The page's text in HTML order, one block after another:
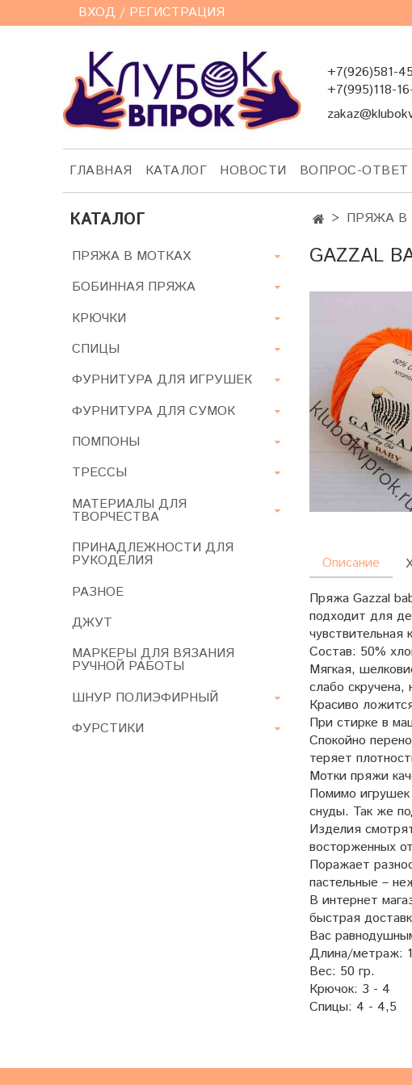
ВХОД / РЕГИСТРАЦИЯ
+7(926)581-
+7(995)118-
ГЛАВНАЯ КАТАЛОГ НОВОСТИ ВОПРОС-ОТВЕТ
ПРЯЖА В
GAZZAL
Описание
Пряжа Gazzal
подходит для
Состав: 50%
Мягкая,
слабо скручена,
Красиво
При стирке в
Спокойно
теряет
Мотки пряжи
Помимо
снуды. Так же
Изделия
восторженных
Поражает
пастельные –
В интернет
быстрая
Вас
Длина/метраж:
Вес: 50 гр.
Крючок: 3 - 4
Спицы: 4 - 4,5
КАТАЛОГ
ПРЯЖА В МОТКАХ
БОБИННАЯ ПРЯЖА
КРЮЧКИ
СПИЦЫ
ФУРНИТУРА ДЛЯ ИГРУШЕК
ФУРНИТУРА ДЛЯ СУМОК
ПОМПОНЫ
ТРЕССЫ
МАТЕРИАЛЫ ДЛЯ
ТВОРЧЕСТВА
ПРИНАДЛЕЖНОСТИ ДЛЯ
РУКОДЕЛИЯ
РАЗНОЕ
ДЖУТ
МАРКЕРЫ ДЛЯ ВЯЗАНИЯ
РУЧНОЙ РАБОТЫ
ШНУР ПОЛИЭФИРНЫЙ
ФУРСТИКИ